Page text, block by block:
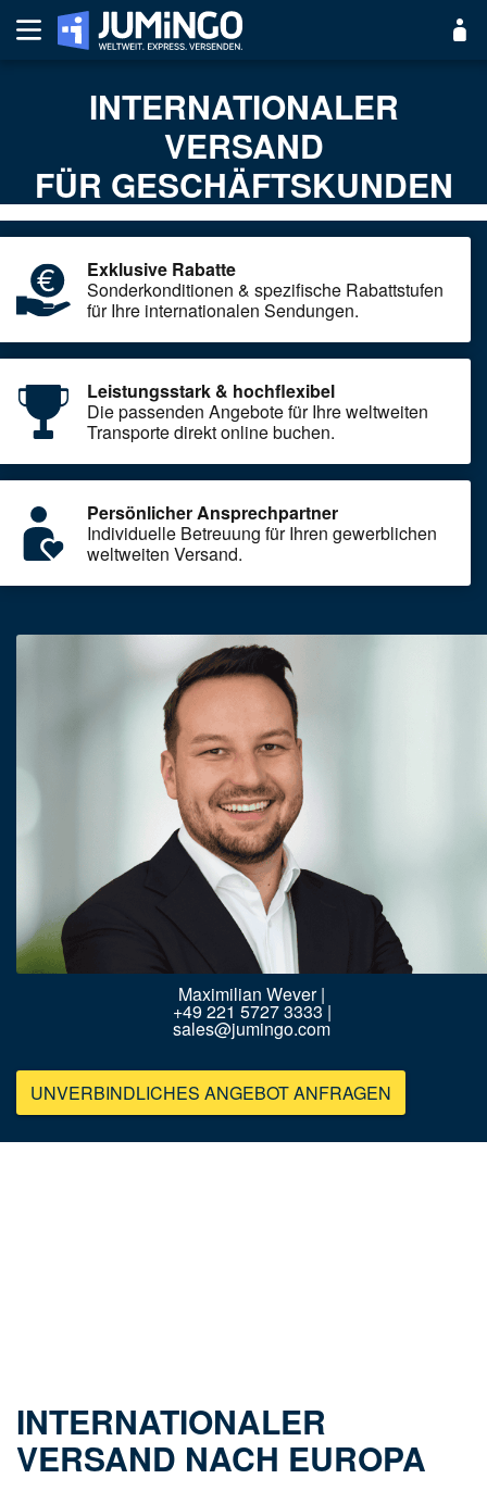
INTERNATIONALER
VERSAND
FÜR GESCHÄFTSKUNDEN
Exklusive Rabatte
Sonderkonditionen & spezifische Rabattstufen
für Ihre internationalen Sendungen.
Leistungsstark & hochflexibel
Die passenden Angebote für Ihre weltweiten
Transporte direkt online buchen.
Persönlicher Ansprechpartner
Individuelle Betreuung für Ihren gewerblichen
weltweiten Versand.
Maximilian Wever |
+49 221 5727 3333 |
sales@jumingo.com
UNVERBINDLICHES ANGEBOT ANFRAGEN
INTERNATIONALER
VERSAND NACH EUROPA